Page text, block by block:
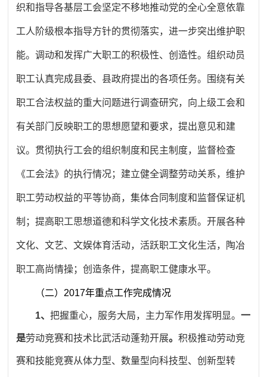
织和指导各基层工会坚定不移地推动党的全心全意依靠
工人阶级根本指导方针的贯彻落实，进一步突出维护职
能。调动和发挥广大职工的积极性、创造性。组织动员
职工认真完成县委、县政府提出的各项任务。围绕有关
职工合法权益的重大问题进行调查研究，向上级工会和
有关部门反映职工的思想愿望和要求，提出意见和建
议。贯彻执行工会的组织制度和民主制度，监督检查
《工会法》的执行情况；建立健全调整劳动关系，维护
职工劳动权益的平等协商，集体合同制度和监督保证机
制；提高职工思想道德和科学文化技术素质。开展各种
文化、文艺、文娱体育活动，活跃职工文化生活，陶冶
职工高尚情操；创造条件，提高职工健康水平。
（二）2017年重点工作完成情况
1、把握重心，服务大局，主力军作用发挥明显。一
是劳动竞赛和技术比武活动蓬勃开展。积极推动劳动竞
赛和技能竞赛从体力型、数量型向科技型、创新型转